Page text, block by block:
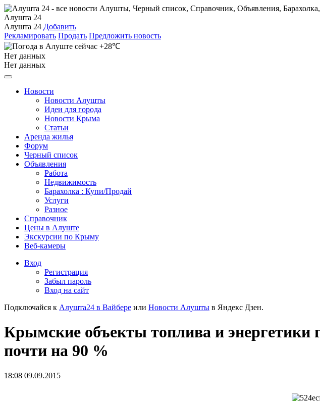
Алушта 24
Алушта 24 Добавить
Рекламировать Продать Предложить новость
+28℃
Нет данных
Нет данных
Новости
Новости Алушты
Идеи для города
Новости Крыма
Статьи
Аренда жилья
Форум
Черный список
Объявления
Работа
Недвижимость
Барахолка : Купи/Продай
Услуги
Разное
Справочник
Цены в Алуште
Экскурсии по Крыму
Веб-камеры
Вход
Регистрация
Забыл пароль
Вход на сайт
Подключайся к Алушта24 в Вайбере или Новости Алушты в Яндекс Дзен.
Крымские объекты топлива и энергетики
почти на 90 %
18:08 09.09.2015